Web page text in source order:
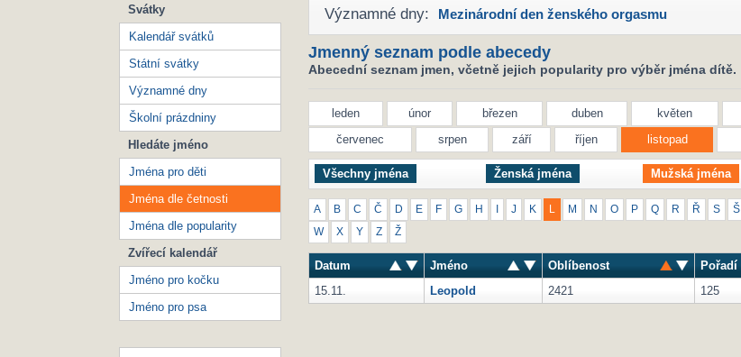
Významné dny: Mezinárodní den ženského orgasmu
Jmenný seznam podle abecedy
Abecední seznam jmen, včetně jejich popularity pro výběr jména dítě.
leden únor březen duben květen
červenec
srpen září říjen listopad
Všechny jména Ženská jména Mužská jména
A B C Č D E F G H J K M N O P Q R Ř S Š
W X Y Z Ž
Datum Jméno Oblíbenost
Pořadí
15.11.
Leopold 2421 125
Svátky
Kalendář svátků
Státní svátky
Významné dny
Školní prázdniny
Hledáte jméno
Jména pro děti
Jména dle četnosti
Jména dle popularity
Zvířecí kalendář
Jméno pro kočku
Jméno pro psa